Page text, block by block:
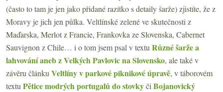
(často to tam je jen jako přidané razítko s detaily šarže) zjistíte, že z
Moravy je jich jen půlka. Veltlínské zelené ve skutečnosti z
Maďarska, Merlot z Francie, Frankovka ze Slovenska, Cabernet
Sauvignon z Chile… i o tom jsem psal v textu Různé šarže a
lahvování aneb z Velkých Pavlovic na Slovensko, ale také v
závěru článku Veltlíny v parkové piknikové úpravě, v táborovém
textu Pětice modrých portugalů do stovkyči Bojanovický